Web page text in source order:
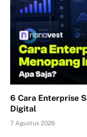
6 Cara Enterprise
Digital
7 Agustus 2026